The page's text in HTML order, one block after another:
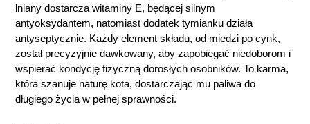
lniany dostarcza witaminy E, będącej silnym
antyoksydantem, natomiast dodatek tymianku działa
antyseptycznie. Każdy element składu, od miedzi po cynk,
został precyzyjnie dawkowany, aby zapobiegać niedoborom i
wspierać kondycję fizyczną dorosłych osobników. To karma,
która szanuje naturę kota, dostarczając mu paliwa do
długiego życia w pełnej sprawności.